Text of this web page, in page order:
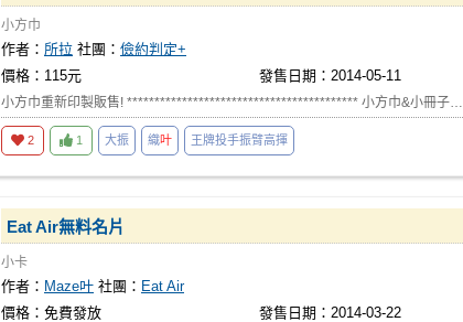
小方巾
作者： 所拉 社團： 儉約判定+
價格：115元
發售日期：2014-05-11
小方巾重新印製販售! ****************************************** 小方巾&小冊子…
2 1 大振 織叶 王牌投手振臂高揮
Eat Air無料名片
小卡
作者： Maze叶 社團： Eat Air
價格：免費發放
發售日期：2014-03-22